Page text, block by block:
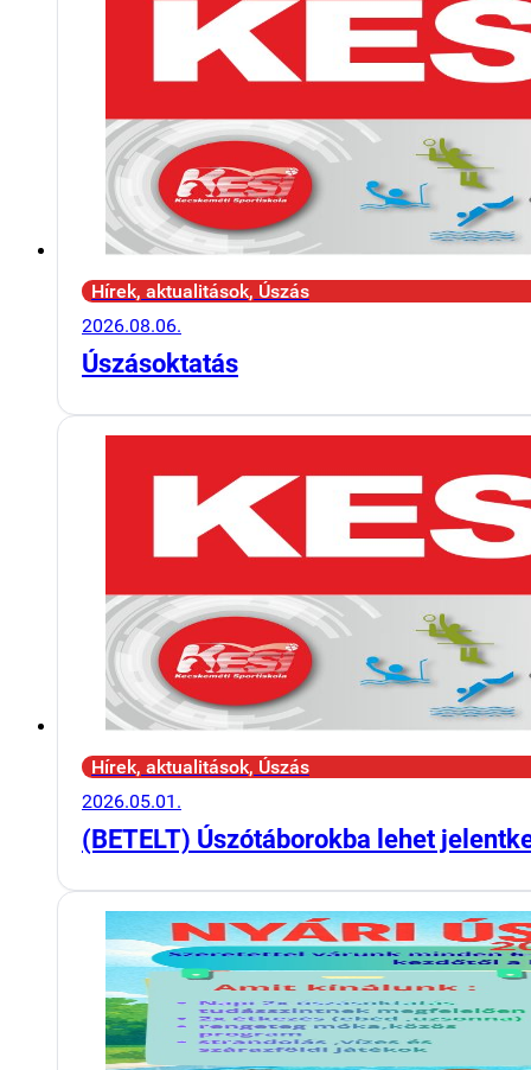
Hírek, aktualitások, Úszás
2026.08.06.
Úszásoktatás
Hírek, aktualitások, Úszás
2026.05.01.
(BETELT) Úszótáborokba lehet